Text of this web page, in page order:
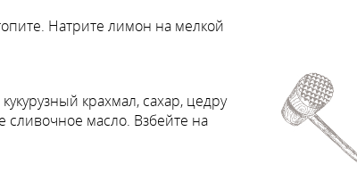
Натрите лимон на мелкой
крахмал, сахар, цедру
масло. Взбейте на